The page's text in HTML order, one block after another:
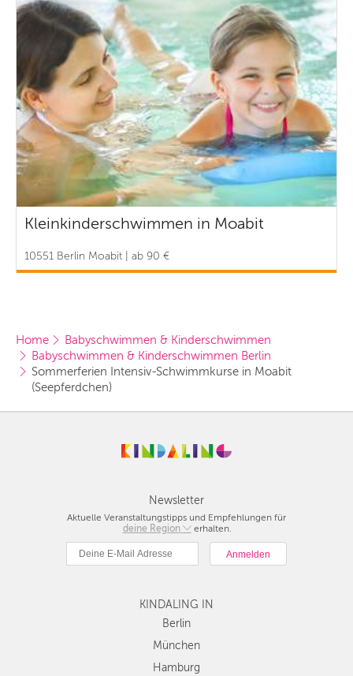
Kleinkinderschwimmen in Moabit
10551 Berlin Moabit | ab 90 €
Home
Babyschwimmen & Kinderschwimmen
Babyschwimmen & Kinderschwimmen Berlin
Sommerferien Intensiv-Schwimmkurse in Moabit
(Seepferdchen)
Newsletter
Aktuelle Veranstaltungstipps und Empfehlungen für
deine Region
Berlin
München
Hamburg
Köln
Düsseldorf
Stuttgart
Essen
erhalten.
KINDALING IN
Berlin
München
Hamburg